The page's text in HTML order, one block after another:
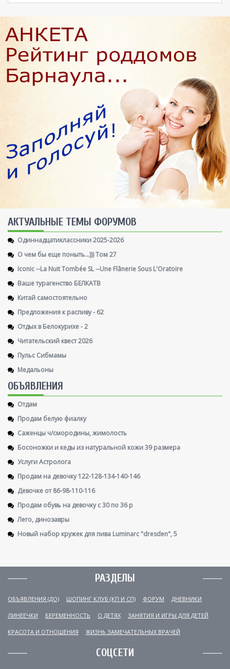
AКТУАЛЬНЫЕ ТЕМЫ ФОРУМОВ
Одиннадцатиклассники 2025-2026
О чем бы еще поныть...))) Том 27
Iconic --La Nuit Tombée SL --Une Flânerie Sous L'Oratoire
Ваше турагенство БЕЛКАТВ
Китай самостоятельно
Предложения к распиву - 62
Отдых в Белокурихе - 2
Читательский квест 2026
Пульс Сибмамы
Медальоны
ОБЪЯВЛЕНИЯ
Отдам
Продам белую фиалку
Саженцы ч/смородины, жимолость
Босоножки и кеды из натуральной кожи 39 размера
Услуги Астролога
Продам на девочку 122-128-134-140-146
Девочке от 86-98-110-116
Продам обувь на девочку с 30 по 36 р
Лего, динозавры
Новый набор кружек для пива Luminarc "dresden", 5
РАЗДЕЛЫ
ОБЪЯВЛЕНИЯ (ДО) ШОПИНГ КЛУБ (КП И СП) ФОРУМ ДНЕВНИКИ
ЛИНЕЕЧКИ БЕРЕМЕННОСТЬ О ДЕТЯХ ЗАНЯТИЯ И ИГРЫ ДЛЯ ДЕТЕЙ
КРАСОТА И ОТНОШЕНИЯ ЖИЗНЬ ЗАМЕЧАТЕЛЬНЫХ ВРАЧЕЙ
СОЦСЕТИ